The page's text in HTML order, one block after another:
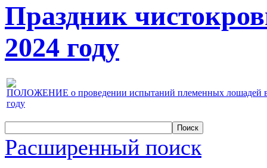
Праздник
2024 году
ПОЛОЖЕНИЕ о проведении испытаний племенных лошадей
году
Расширенный поиск